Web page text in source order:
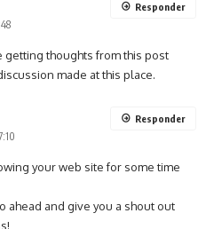
getting thoughts from this post
made at this place.
Responder
your web site for some time
ahead and give you a shout out
Responder